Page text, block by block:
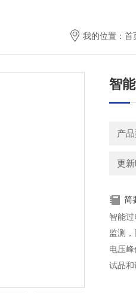
我的位置： 首
智
产品
更
简
智能
监测
电压
试品和